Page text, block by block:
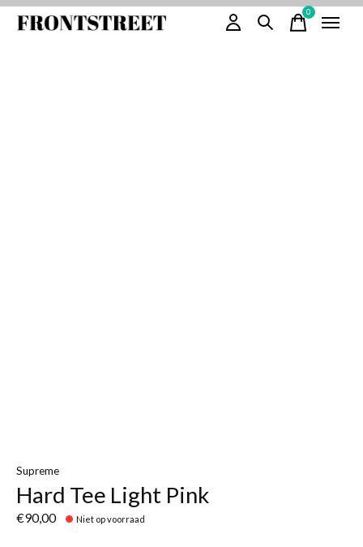
0items
Supreme
Hard Tee Light Pink
€90,00 Niet op voorraad